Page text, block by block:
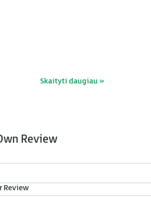
Skaityti daugiau »
Review
Review